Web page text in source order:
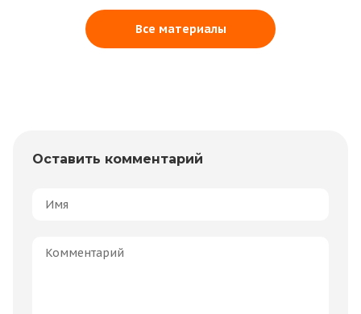
Все материалы
Оставить комментарий